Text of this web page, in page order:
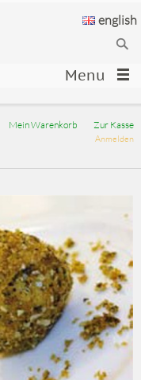
english
Menu
Mein Warenkorb Zur Kasse
Anmelden